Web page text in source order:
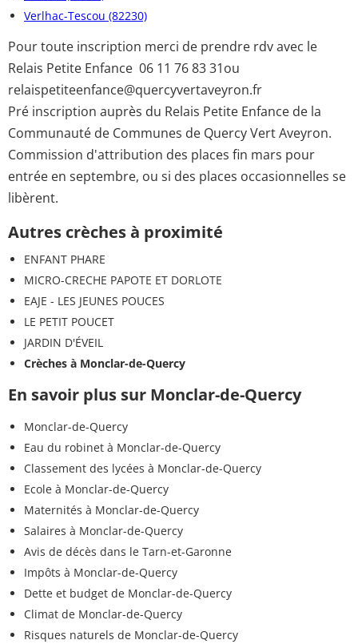
Verlhac-Tescou (82230)
Pour toute inscription merci de prendre rdv avec le
Relais Petite Enfance 06 11 76 83 31ou
relaispetiteenfance@quercyvertaveyron.fr
Pré inscription auprès du Relais Petite Enfance de la
Communauté de Communes de Quercy Vert Aveyron.
Commission d'attribution des places fin mars pour
entrée en septembre, ou si des places occasionnelles se
libèrent.
Autres crèches à proximité
ENFANT PHARE
MICRO-CRECHE PAPOTE ET DORLOTE
EAJE - LES JEUNES POUCES
LE PETIT POUCET
JARDIN D'ÉVEIL
Crèches à Monclar-de-Quercy
En savoir plus sur Monclar-de-Quercy
Monclar-de-Quercy
Eau du robinet à Monclar-de-Quercy
Classement des lycées à Monclar-de-Quercy
Ecole à Monclar-de-Quercy
Maternités à Monclar-de-Quercy
Salaires à Monclar-de-Quercy
Avis de décès dans le Tarn-et-Garonne
Impôts à Monclar-de-Quercy
Dette et budget de Monclar-de-Quercy
Climat de Monclar-de-Quercy
Risques naturels de Monclar-de-Quercy